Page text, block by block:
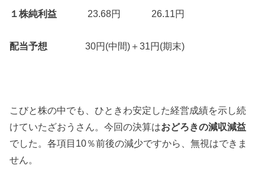
１株純利益 23.68円 26.11円
配当予想 30円(中間)＋31円(期末)
こびと株の中でも、ひときわ安定した経営成績を示し続
けていたざおうさん。今回の決算はおどろきの減収減益
でした。各項目10％前後の減少ですから、無視はできま
せん。